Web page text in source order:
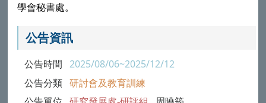
學會秘書處。
公告資訊
公告時間 2025/08/06~2025/12/12
公告分類 研討會及教育訓練